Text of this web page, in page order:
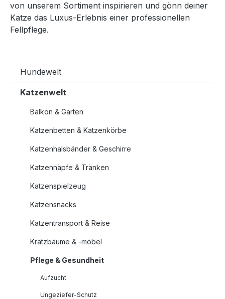
von unserem Sortiment inspirieren und gönn deiner
Katze das Luxus-Erlebnis einer professionellen
Fellpflege.
Hundewelt
Katzenwelt
Balkon & Garten
Katzenbetten & Katzenkörbe
Katzenhalsbänder & Geschirre
Katzennäpfe & Tränken
Katzenspielzeug
Katzensnacks
Katzentransport & Reise
Kratzbäume & -möbel
Pflege & Gesundheit
Aufzucht
Ungeziefer-Schutz